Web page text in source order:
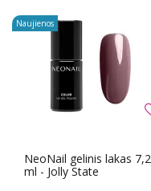
NeoNail gelinis lakas 7,2
ml - Jolly State
Naujienos